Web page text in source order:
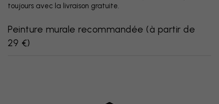
toujours avec la livraison gratuite.
Peinture murale recommandée (à partir de
29 €)